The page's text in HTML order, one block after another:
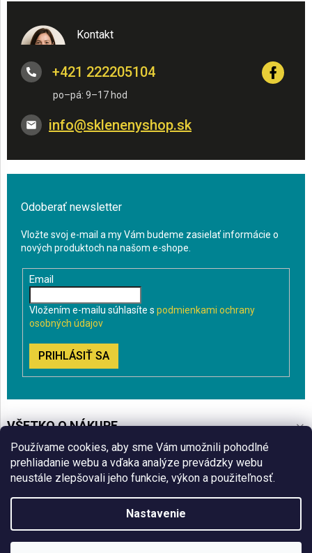
Používame cookies, aby sme Vám umožnili pohodlné
prehliadanie webu a vďaka analýze prevádzky webu
neustále zlepšovali jeho funkcie, výkon a použiteľnosť.
Nastavenie
Kontakt
info@sklenenyshop.sk
+421 222205104
Odoberať newsletter
Vložte svoj e-mail a my Vám budeme zasielať informácie o
nových produktoch na našom e-shope.
Email
Vložením e-mailu súhlasíte s podmienkami ochrany
osobných údajov
PRIHLÁSIŤ SA
VŠETKO O NÁKUPE
BLOG
ČO VÁS ZAUJÍMA
Copyright 2026Sklenenyshop.sk. Všetky práva vyhradené.